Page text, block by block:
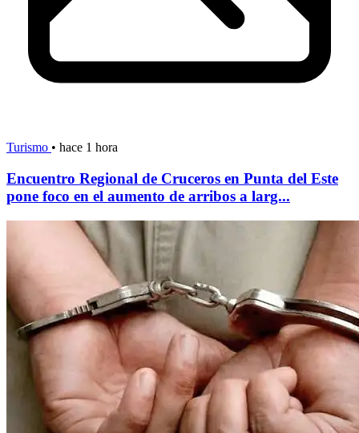
Turismo • hace 1 hora
Encuentro Regional de Cruceros en Punta del Este
pone foco en el aumento de arribos a larg...